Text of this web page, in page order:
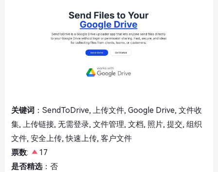
关键词 ：SendToDrive, 上传文件, Google Drive, 文件收
集, 上传链接, 无需登录, 文件管理, 文档, 照片, 提交, 组织
文件, 安全上传, 快速上传, 客户文件
票数:
17
是否精选：否